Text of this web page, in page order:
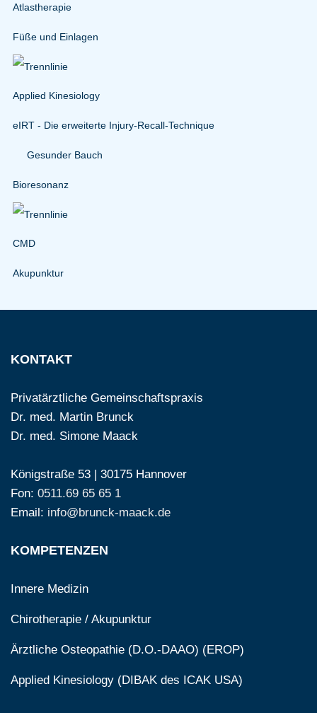
Atlastherapie
Füße und Einlagen
Applied Kinesiology
eIRT - Die erweiterte Injury-Recall-Technique
Gesunder Bauch
Bioresonanz
CMD
Akupunktur
KONTAKT
Privatärztliche Gemeinschaftspraxis
Dr. med. Martin Brunck
Dr. med. Simone Maack
Königstraße 53 | 30175 Hannover
Fon: 0511.69 65 65 1
Email: info@brunck-maack.de
KOMPETENZEN
Innere Medizin
Chirotherapie / Akupunktur
Ärztliche Osteopathie (D.O.-DAAO) (EROP)
Applied Kinesiology (DIBAK des ICAK USA)